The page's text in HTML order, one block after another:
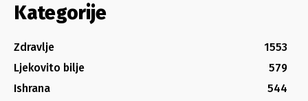
Kategorije
Zdravlje
1553
Ljekovito bilje
579
Ishrana
544